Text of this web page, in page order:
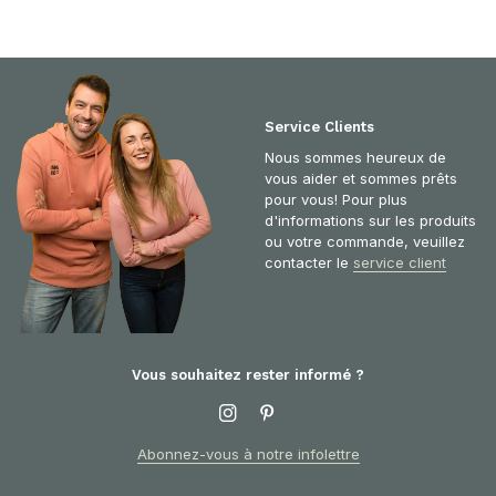
Service Clients
Nous sommes heureux de
vous aider et sommes prêts
pour vous! Pour plus
d'informations sur les produits
ou votre commande, veuillez
contacter le service client
Vous souhaitez rester informé ?
Abonnez-vous à notre infolettre